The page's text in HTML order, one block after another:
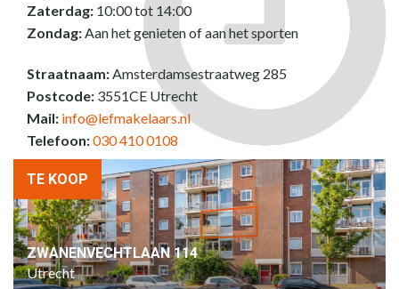
Zaterdag: 10:00 tot 14:00
Zondag: Aan het genieten of aan het sporten
Straatnaam:Amsterdamsestraatweg 285
Postcode: 3551CE Utrecht
Mail: info@lefmakelaars.nl
Telefoon:030 410 0108
TE KOOP
ZWANENVECHTLAAN 114
Utrecht